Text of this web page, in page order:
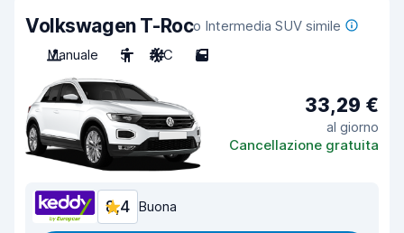
Volkswagen T-Roco Intermedia SUV simile
Manuale
5 A/C 5
33,29 €
al giorno
Cancellazione gratuita
8,4 Buona